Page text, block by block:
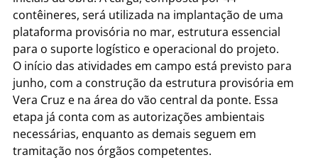
contêineres, será utilizada na implantação de uma
plataforma provisória no mar, estrutura essencial
para o suporte logístico e operacional do projeto.
O início das atividades em campo está previsto para
junho, com a construção da estrutura provisória em
Vera Cruz e na área do vão central da ponte. Essa
etapa já conta com as autorizações ambientais
necessárias, enquanto as demais seguem em
tramitação nos órgãos competentes.